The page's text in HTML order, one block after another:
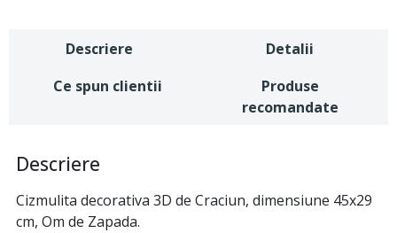
Descriere
Detalii
Ce spun clientii
Produse
recomandate
Descriere
Cizmulita decorativa 3D de Craciun, dimensiune 45x29
cm, Om de Zapada.